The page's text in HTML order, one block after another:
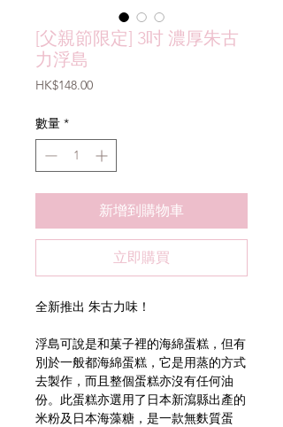
[父親節限定] 3吋 濃厚朱古
力浮島
HK$148.00價
數量 *
新增到購物車
立即購買
全新推出 朱古力味！
浮島可說是和菓子裡的海綿蛋糕，但有
別於一般都海綿蛋糕，它是用蒸的方式
去製作，而且整個蛋糕亦沒有任何油
份。此蛋糕亦選用了日本新瀉縣出產的
米粉及日本海藻糖，是一款無麩質蛋